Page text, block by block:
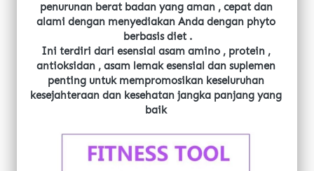
penurunan berat badan yang aman , cepat dan
alami dengan menyediakan Anda dengan phyto
berbasis diet .
Ini terdiri dari esensial asam amino , protein ,
antioksidan , asam lemak esensial dan suplemen
penting untuk mempromosikan keseluruhan
kesejahteraan dan kesehatan jangka panjang yang
baik